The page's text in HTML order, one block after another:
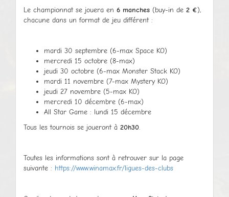
Le championnat se jouera en 6 manches (buy-in de 2 €),
chacune dans un format de jeu différent :
mardi 30 septembre (6-max Space KO)
mercredi 15 octobre (8-max)
jeudi 30 octobre (6-max Monster Stack KO)
mardi 11 novembre (7-max Mystery KO)
jeudi 27 novembre (5-max KO)
mercredi 10 décembre (6-max)
All Star Game : lundi 15 décembre
Tous les tournois se joueront à 20h30.
Toutes les informations sont à retrouver sur la page
suivante : https://www.winamax.fr/ligues-des-clubs